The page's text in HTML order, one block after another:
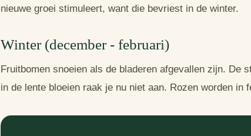
nieuwe groei stimuleert, want die bevriest in de winter.
Winter (december - februari)
Fruitbomen snoeien als de bladeren afgevallen zijn. De
in de lente bloeien raak je nu niet aan. Rozen worden